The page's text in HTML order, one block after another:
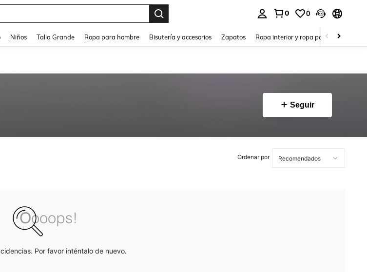
0 0
Niños Talla Grande Ropa para hombre Bisutería y accesorios Zapatos Ropa interior y ropa para dormir
Seguir
Ordenar por
Por favor inténtalo de nuevo.